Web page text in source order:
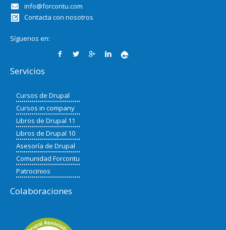
info@forcontu.com
Contacta con nosotros
Síguenos en:
Servicios
Cursos de Drupal
Cursos in company
Libros de Drupal 11
Libros de Drupal 10
Asesoría de Drupal
Comunidad Forcontu
Patrocinios
Colaboraciones